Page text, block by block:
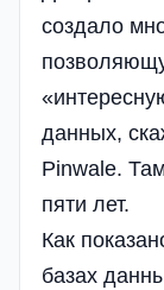
создало
данных,
Pinwale.
пяти лет.
Как
базах